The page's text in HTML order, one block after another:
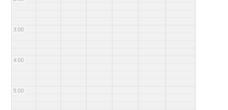
3:00
4:00
5:00